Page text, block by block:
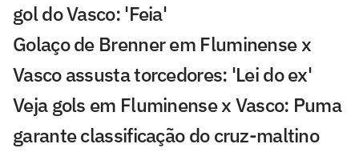
gol do Vasco: 'Feia'
Golaço de Brenner em Fluminense x
Vasco assusta torcedores: 'Lei do ex'
Veja gols em Fluminense x Vasco: Puma
garante classificação do cruz-maltino